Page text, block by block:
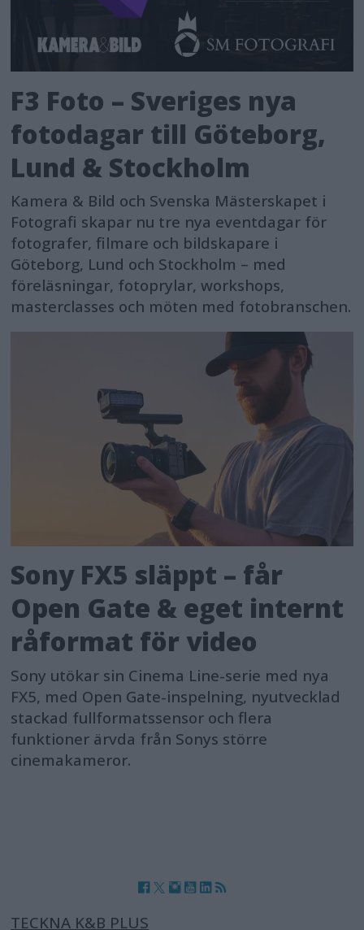
F3 Foto – Sveriges nya
fotodagar till Göteborg,
Lund & Stockholm
Kamera & Bild och Svenska Mästerskapet i
Fotografi skapar nu tre nya eventdagar för
fotografer, filmare och bildskapare i
Göteborg, Lund och Stockholm – med
föreläsningar, fotoprylar, workshops,
masterclasses och möten med fotobranschen.
Sony FX5 släppt – får
Open Gate & eget internt
råformat för video
Sony utökar sin Cinema Line-serie med nya
FX5, med Open Gate-inspelning, nyutvecklad
stackad fullformatssensor och flera
funktioner ärvda från Sonys större
cinemakameror.
TECKNA K&B PLUS